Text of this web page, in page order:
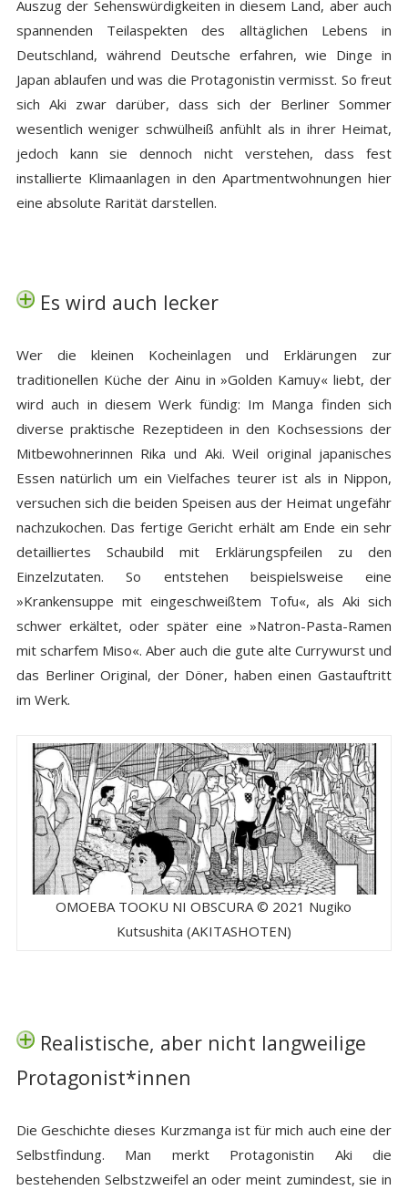
Auszug der Sehenswürdigkeiten in diesem Land, aber auch
spannenden Teilaspekten des alltäglichen Lebens in
Deutschland, während Deutsche erfahren, wie Dinge in
Japan ablaufen und was die Protagonistin vermisst. So freut
sich Aki zwar darüber, dass sich der Berliner Sommer
wesentlich weniger schwülheiß anfühlt als in ihrer Heimat,
jedoch kann sie dennoch nicht verstehen, dass fest
installierte Klimaanlagen in den Apartmentwohnungen hier
eine absolute Rarität darstellen.
Es wird auch lecker
Wer die kleinen Kocheinlagen und Erklärungen zur
traditionellen Küche der Ainu in »Golden Kamuy« liebt, der
wird auch in diesem Werk fündig: Im Manga finden sich
diverse praktische Rezeptideen in den Kochsessions der
Mitbewohnerinnen Rika und Aki. Weil original japanisches
Essen natürlich um ein Vielfaches teurer ist als in Nippon,
versuchen sich die beiden Speisen aus der Heimat ungefähr
nachzukochen. Das fertige Gericht erhält am Ende ein sehr
detailliertes Schaubild mit Erklärungspfeilen zu den
Einzelzutaten. So entstehen beispielsweise eine
»Krankensuppe mit eingeschweißtem Tofu«, als Aki sich
schwer erkältet, oder später eine »Natron-Pasta-Ramen
mit scharfem Miso«. Aber auch die gute alte Currywurst und
das Berliner Original, der Döner, haben einen Gastauftritt
im Werk.
OMOEBA TOOKU NI OBSCURA © 2021 Nugiko
Kutsushita (AKITASHOTEN)
Realistische, aber nicht langweilige
Protagonist*innen
Die Geschichte dieses Kurzmanga ist für mich auch eine der
Selbstfindung. Man merkt Protagonistin Aki die
bestehenden Selbstzweifel an oder meint zumindest, sie in